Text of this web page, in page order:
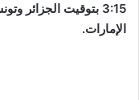
الإمارات.